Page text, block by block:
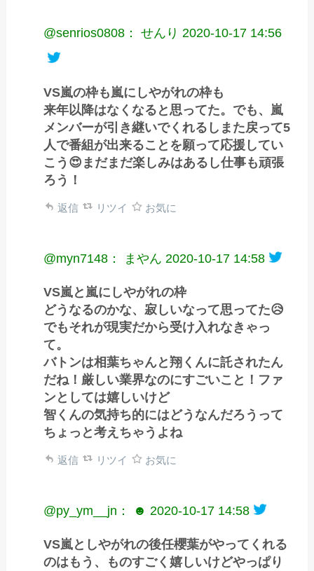
@senrios0808： せんり 2020-10-17 14:56
VS嵐の枠も嵐にしやがれの枠も
来年以降はなくなると思ってた。でも、嵐
メンバーが引き継いでくれるしまた戻って5
人で番組が出来ることを願って応援してい
こう😍まだまだ楽しみはあるし仕事も頑張
ろう！
返信 リツイ お気に
@myn7148： まやん 2020-10-17 14:58
VS嵐と嵐にしやがれの枠
どうなるのかな、寂しいなって思ってた😥
でもそれが現実だから受け入れなきゃっ
て。
バトンは相葉ちゃんと翔くんに託されたん
だね！厳しい業界なのにすごいこと！ファ
ンとしては嬉しいけど
智くんの気持ち的にはどうなんだろうって
ちょっと考えちゃうよね
返信 リツイ お気に
@py_ym__jn： ☻ 2020-10-17 14:58
VS嵐としやがれの後任櫻葉がやってくれる
のはもう、ものすごく嬉しいけどやっぱり